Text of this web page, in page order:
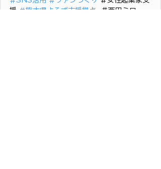
援 #熊本県よろず支援拠点
  ＃西田ミワ